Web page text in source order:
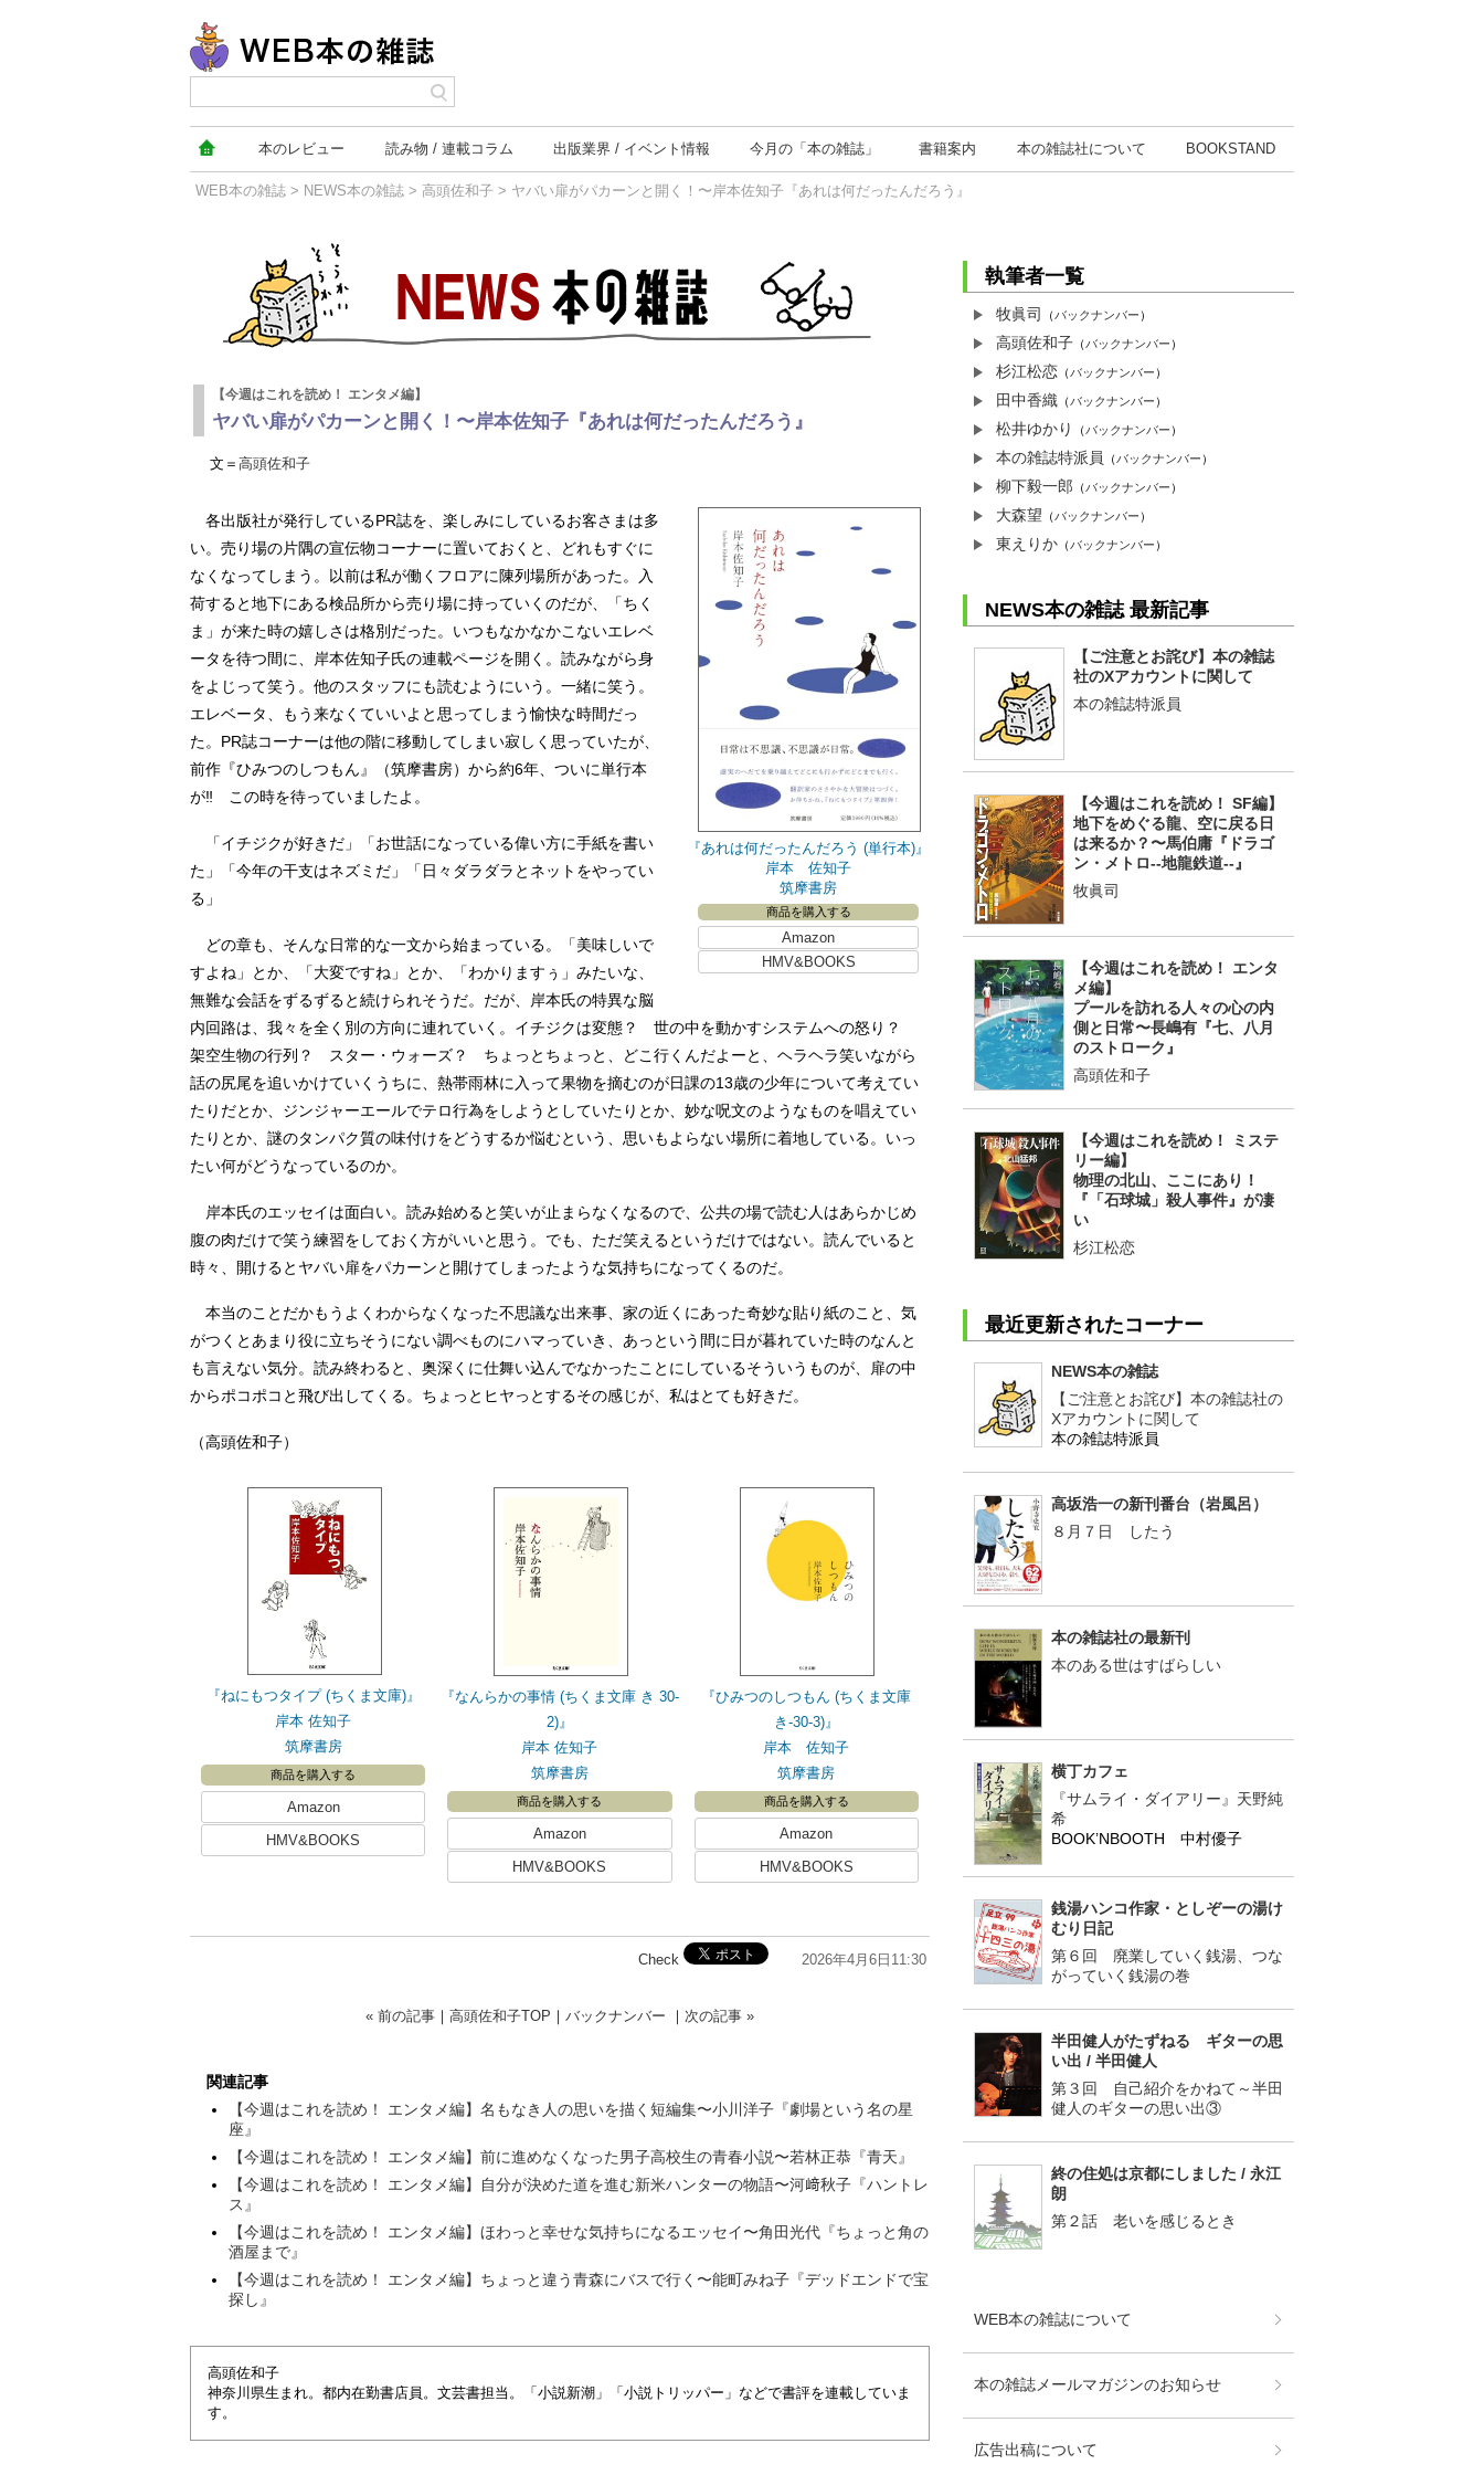
本のレビュー 読み物 連載コラム 出版業界 イベント情報 今月の 「本の雑誌」 書籍案内 本の雑誌社について BOOKSTAND
WEB本の雑誌 > NEWS本の雑誌 > 高頭佐和子 > ヤバい扉がパカーンと開く！〜岸本佐知子『あれは何だったんだろう』
【今週はこれを読め！ エンタメ編】
ヤバい扉がパカーンと開く！〜岸本佐知子『あれは何だったんだろう』
文＝ 高頭佐和子
『あれは何だったんだろう (単行本)』
岸本 佐知子
筑摩書房
商品を購入する
Amazon
HMV&BOOKS
各出版社が発行しているPR誌を、楽しみにしているお客さまは多
い。売り場の片隅の宣伝物コーナーに置いておくと、どれもすぐに
なくなってしまう。以前は私が働くフロアに陳列場所があった。入
荷すると地下にある検品所から売り場に持っていくのだが、「ちく
ま」が来た時の嬉しさは格別だった。いつもなかなかこないエレベ
ータを待つ間に、岸本佐知子氏の連載ページを開く。読みながら身
をよじって笑う。他のスタッフにも読むようにいう。一緒に笑う。
エレベータ、もう来なくていいよと思ってしまう愉快な時間だっ
た。PR誌コーナーは他の階に移動してしまい寂しく思っていたが、
前作『ひみつのしつもん』（筑摩書房）から約6年、ついに単行本
が‼︎ この時を待っていましたよ。
「イチジクが好きだ」「お世話になっている偉い方に手紙を書い
た」「今年の干支はネズミだ」「日々ダラダラとネットをやってい
る」
どの章も、そんな日常的な一文から始まっている。「美味しいで
すよね」とか、「大変ですね」とか、「わかりますぅ」みたいな、
無難な会話をずるずると続けられそうだ。だが、岸本氏の特異な脳
内回路は、我々を全く別の方向に連れていく。イチジクは変態？ 世の中を動かすシステムへの怒り？
架空生物の行列？ スター・ウォーズ？ ちょっとちょっと、どこ行くんだよーと、ヘラヘラ笑いながら
話の尻尾を追いかけていくうちに、熱帯雨林に入って果物を摘むのが日課の13歳の少年について考えてい
たりだとか、ジンジャーエールでテロ行為をしようとしていたりとか、妙な呪文のようなものを唱えてい
たりとか、謎のタンパク質の味付けをどうするか悩むという、思いもよらない場所に着地している。いっ
たい何がどうなっているのか。
岸本氏のエッセイは面白い。読み始めると笑いが止まらなくなるので、公共の場で読む人はあらかじめ
腹の肉だけで笑う練習をしておく方がいいと思う。でも、ただ笑えるというだけではない。読んでいると
時々、開けるとヤバい扉をパカーンと開けてしまったような気持ちになってくるのだ。
本当のことだかもうよくわからなくなった不思議な出来事、家の近くにあった奇妙な貼り紙のこと、気
がつくとあまり役に立ちそうにない調べものにハマっていき、あっという間に日が暮れていた時のなんと
も言えない気分。読み終わると、奥深くに仕舞い込んでなかったことにしているそういうものが、扉の中
からポコポコと飛び出してくる。ちょっとヒヤっとするその感じが、私はとても好きだ。
（高頭佐和子）
『ねにもつタイプ (ちくま文庫)』
岸本 佐知子
筑摩書房
商品を購入する
Amazon
HMV&BOOKS
『なんらかの事情 (ちくま文庫 き 30-
2)』
岸本 佐知子
筑摩書房
商品を購入する
Amazon
HMV&BOOKS
『ひみつのしつもん (ちくま文庫
き-30-3)』
岸本 佐知子
筑摩書房
商品を購入する
Amazon
HMV&BOOKS
Check 2026年4月6日11:30
« 前の記事 ｜ 高頭佐和子TOP ｜ バックナンバー ｜ 次の記事 »
関連記事
【今週はこれを読め！ エンタメ編】名もなき人の思いを描く短編集〜小川洋子『劇場という名の星
座』
【今週はこれを読め！ エンタメ編】前に進めなくなった男子高校生の青春小説〜若林正恭『青天』
【今週はこれを読め！ エンタメ編】自分が決めた道を進む新米ハンターの物語〜河﨑秋子『ハントレ
ス』
【今週はこれを読め！ エンタメ編】ほわっと幸せな気持ちになるエッセイ〜角田光代『ちょっと角の
酒屋まで』
【今週はこれを読め！ エンタメ編】ちょっと違う青森にバスで行く〜能町みね子『デッドエンドで宝
探し』
高頭佐和子
神奈川県生まれ。都内在勤書店員。文芸書担当。「小説新潮」「小説トリッパー」などで書評を連載していま
す。
執筆者一覧
牧眞司 （バックナンバー）
高頭佐和子 （バックナンバー）
杉江松恋 （バックナンバー）
田中香織 （バックナンバー）
松井ゆかり （バックナンバー）
本の雑誌特派員 （バックナンバー）
柳下毅一郎 （バックナンバー）
大森望 （バックナンバー）
東えりか （バックナンバー）
NEWS本の雑誌 最新記事
【ご注意とお詫び】本の雑誌
社のXアカウントに関して
本の雑誌特派員
【今週はこれを読め！ SF編】
地下をめぐる龍、空に戻る日
は来るか？〜馬伯庸『ドラゴ
ン・メトロ--地龍鉄道--』
牧眞司
【今週はこれを読め！ エンタ
メ編】
プールを訪れる人々の心の内
側と日常〜長嶋有『七、八月
のストローク』
高頭佐和子
【今週はこれを読め！ ミステ
リー編】
物理の北山、ここにあり！
『「石球城」殺人事件』が凄
い
杉江松恋
最近更新されたコーナー
NEWS本の雑誌
【ご注意とお詫び】本の雑誌社の
Xアカウントに関して
本の雑誌特派員
高坂浩一の新刊番台（岩風呂）
８月７日 したう
本の雑誌社の最新刊
本のある世はすばらしい
横丁カフェ
『サムライ・ダイアリー』天野純
希
BOOK’NBOOTH 中村優子
銭湯ハンコ作家・としぞーの湯け
むり日記
第６回 廃業していく銭湯、つな
がっていく銭湯の巻
半田健人がたずねる ギターの思
い出 / 半田健人
第３回 自己紹介をかねて～半田
健人のギターの思い出③
終の住処は京都にしました / 永江
朗
第２話 老いを感じるとき
WEB本の雑誌について
本の雑誌メールマガジンのお知らせ
広告出稿について